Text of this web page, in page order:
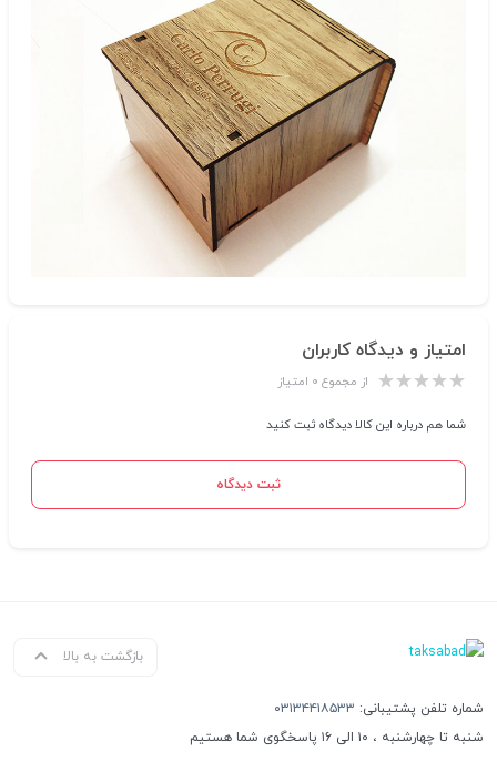
امتیاز و دیدگاه کاربران
از مجموع ۰ امتیاز
شما هم درباره این کالا دیدگاه ثبت کنید
ثبت دیدگاه
بازگشت به بالا
شماره تلفن پشتیبانی: ۰۳۱۳۴۴۱۸۵۳۳
شنبه تا چهارشنبه ، ۱۰ الی ۱۶ پاسخگوی شما هستیم